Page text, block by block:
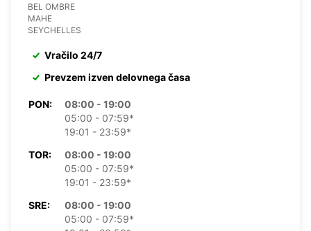
BEL OMBRE
MAHE
SEYCHELLES
Vračilo 24/7
Prevzem izven delovnega časa
PON:
08:00 - 19:00
05:00 - 07:59*
19:01 - 23:59*
TOR:
08:00 - 19:00
05:00 - 07:59*
19:01 - 23:59*
SRE:
08:00 - 19:00
05:00 - 07:59*